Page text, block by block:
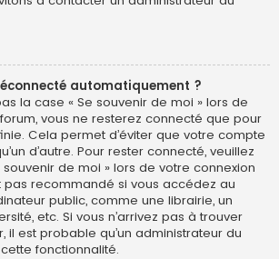
automatiquement ?
la case « Se souvenir de moi » lors de
vous ne resterez connecté que pour
Cela permet d’éviter que votre compte
d’autre. Pour rester connecté, veuillez
de moi » lors de votre connexion
pas recommandé si vous accédez au
public, comme une librairie, un
etc. Si vous n’arrivez pas à trouver
il est probable qu’un administrateur du
fonctionnalité.